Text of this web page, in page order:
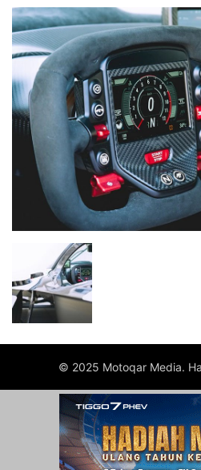
© 2025 Motoqar Media.